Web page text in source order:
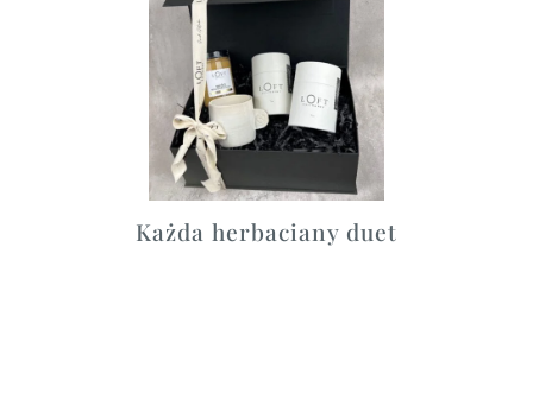
Każda herbaciany duet